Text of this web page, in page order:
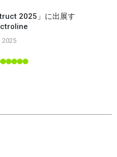
2025」に出展す
2025